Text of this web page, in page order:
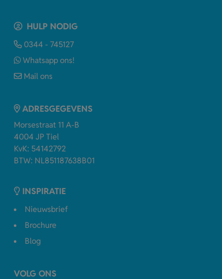
HULP NODIG
0344 - 745127
Whatsapp ons!
Mail ons
ADRESGEGEVENS
Morsestraat 11 A-B
4004 JP Tiel
KvK: 54142792
BTW: NL851187638B01
INSPIRATIE
Nieuwsbrief
Brochure
Blog
VOLG ONS